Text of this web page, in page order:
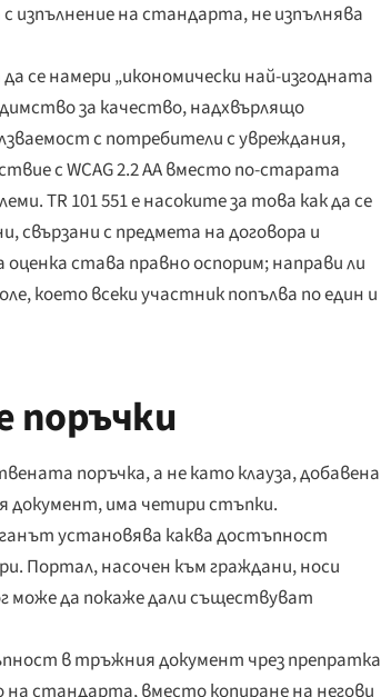
изпълнение на стандарта, не изпълнява
се намери „икономически най-изгодната
за качество, надхвърлящо
с потребители с увреждания,
с WCAG 2.2 AA вместо по-старата
TR 101 551 е насоките за това как да се
свързани с предмета на договора и
става правно оспорим; направи ли
което всеки участник попълва по един и
поръчки
поръчка, а не като клауза, добавена
документ, има четири стъпки.
установява каква достъпност
Портал, насочен към граждани, носи
може да покаже дали съществуват
в тръжния документ чрез препратка
стандарта, вместо копиране на негови